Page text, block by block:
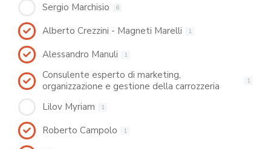
Sergio Marchisio 6
Alberto Crezzini - Magneti Marelli 1
Alessandro Manuli 1
Consulente esperto di marketing,
organizzazione e gestione della carrozzeria
1
Lilov Myriam 1
Roberto Campolo 1